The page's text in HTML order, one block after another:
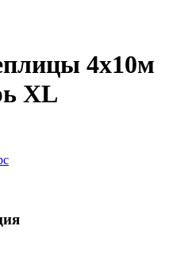
4х10м
XL